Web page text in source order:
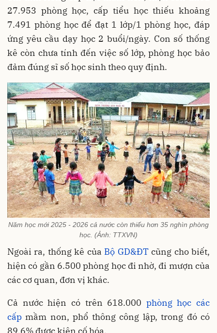
27.953 phòng học, cấp tiểu học thiếu khoảng
7.491 phòng học để đạt 1 lớp/1 phòng học, đáp
ứng yêu cầu dạy học 2 buổi/ngày. Con số thống
kê còn chưa tính đến việc số lớp, phòng học bảo
đảm đúng sĩ số học sinh theo quy định.
Năm học mới 2025 - 2026 cả nước còn thiếu hơn 35 nghìn phòng
học. (Ảnh: TTXVN)
Ngoài ra, thống kê của Bộ GD&ĐTcũng cho biết,
hiện có gần 6.500 phòng học đi nhờ, đi mượn của
các cơ quan, đơn vị khác.
Cả nước hiện có trên 618.000 phòng học các
cấp mầm non, phổ thông công lập, trong đó có